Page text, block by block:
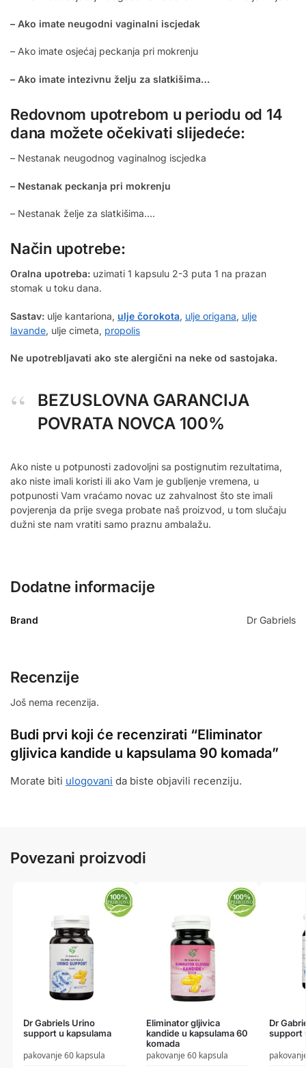
– Ako imate neugodni vaginalni iscjedak
– Ako imate osjećaj peckanja pri mokrenju
– Ako imate intezivnu želju za slatkišima…
Redovnom upotrebom u periodu od 14
dana možete očekivati slijedeće:
– Nestanak neugodnog vaginalnog iscjedka
– Nestanak peckanja pri mokrenju
– Nestanak želje za slatkišima….
Način upotrebe:
Oralna upotreba: uzimati 1 kapsulu 2-3 puta 1 na prazan
stomak u toku dana.
Sastav: ulje kantariona, ulje čorokota, ulje origana, ulje
lavande, ulje cimeta, propolis
Ne upotrebljavati ako ste alergični na neke od sastojaka.
BEZUSLOVNA GARANCIJA
POVRATA NOVCA 100%
Ako niste u potpunosti zadovoljni sa postignutim rezultatima,
ako niste imali koristi ili ako Vam je gubljenje vremena, u
potpunosti Vam vraćamo novac uz zahvalnost što ste imali
povjerenja da prije svega probate naš proizvod, u tom slučaju
dužni ste nam vratiti samo praznu ambalažu.
Dodatne informacije
Brand Dr Gabriels
Recenzije
Još nema recenzija.
Budi prvi koji će recenzirati “Eliminator
gljivica kandide u kapsulama 90 komada”
Morate biti ulogovani da biste objavili recenziju.
Povezani proizvodi
Dr Gabriels Urino
support u kapsulama
pakovanje 60 kapsula
Eliminator gljivica
kandide u kapsulama 60
komada
pakovanje 60 kapsula
Dr
support